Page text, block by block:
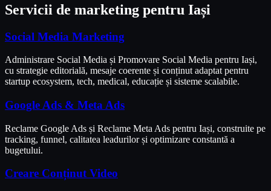
Servicii de marketing pentru Iași
Social Media Marketing
Administrare Social Media și Promovare Social Media pentru Iași,
cu strategie editorială, mesaje coerente și conținut adaptat pentru
startup ecosystem, tech, medical, educație și sisteme scalabile.
Google Ads & Meta Ads
Reclame Google Ads și Reclame Meta Ads pentru Iași, construite pe
tracking, funnel, calitatea leadurilor și optimizare constantă a
bugetului.
Creare Conținut Video